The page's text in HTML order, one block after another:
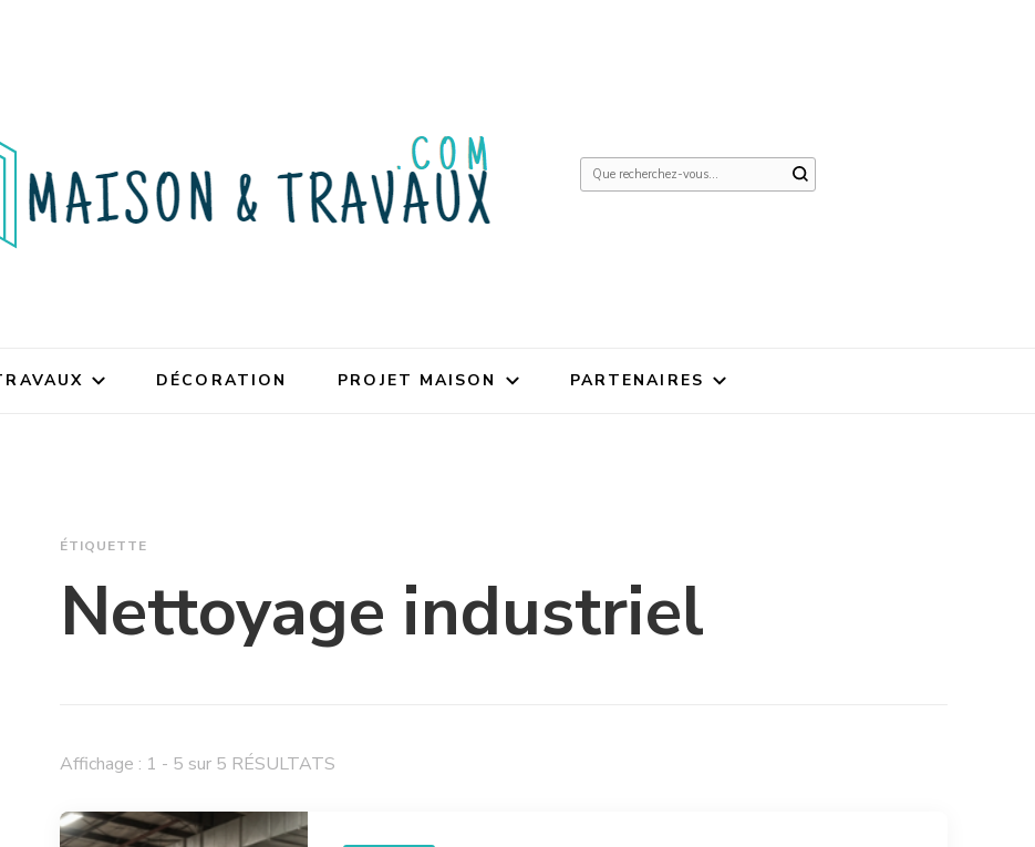
Vous
DÉCORATION PROJET MAISON PARTENAIRES
ÉTIQUETTE
Nettoyage industriel
Affichage : 1 - 5 sur 5 RÉSULTATS